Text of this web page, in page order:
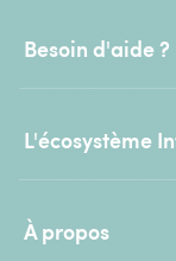
Besoin d'aide ?
L'écosystème
À propos